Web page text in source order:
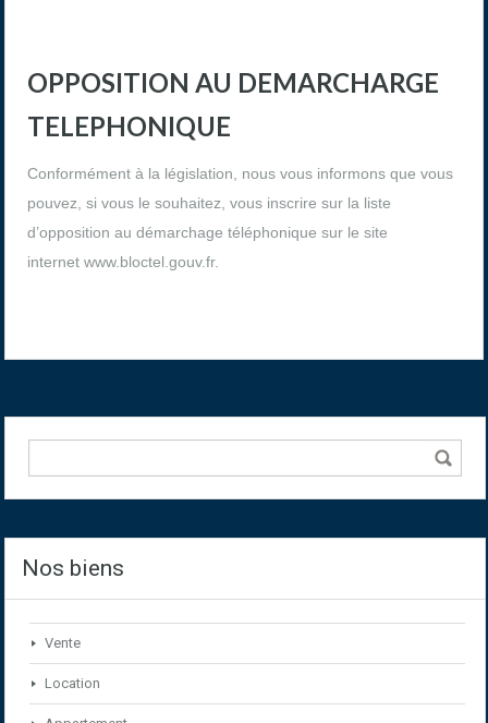
OPPOSITION AU DEMARCHARGE
TELEPHONIQUE
Conformément à la législation, nous vous informons que vous
pouvez, si vous le souhaitez, vous inscrire sur la liste
d’opposition au démarchage téléphonique sur le site
internet www.bloctel.gouv.fr.
Nos biens
Vente
Location